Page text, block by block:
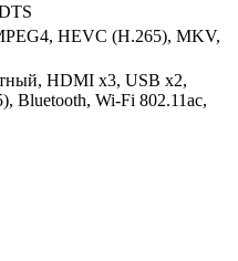
HEVC (H.265), MKV,
HDMI x3, USB x2,
Bluetooth, Wi-Fi 802.11ac,